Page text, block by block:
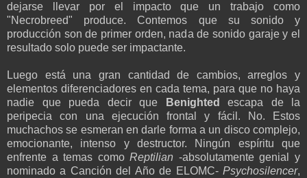
dejarse llevar por el impacto que un trabajo como
"Necrobreed" produce. Contemos que su sonido y
producción son de primer orden, nada de sonido garaje y el
resultado solo puede ser impactante.
Luego está una gran cantidad de cambios, arreglos y
elementos diferenciadores en cada tema, para que no haya
nadie que pueda decir que
Benighted
escapa de la
peripecia con una ejecución frontal y fácil. No. Estos
muchachos se esmeran en darle forma a un disco complejo,
emocionante, intenso y destructor. Ningún espíritu que
enfrente a temas comoReptilian -absolutamente genial y
nominado a Canción del Año de ELOMC- Psychosilencer,